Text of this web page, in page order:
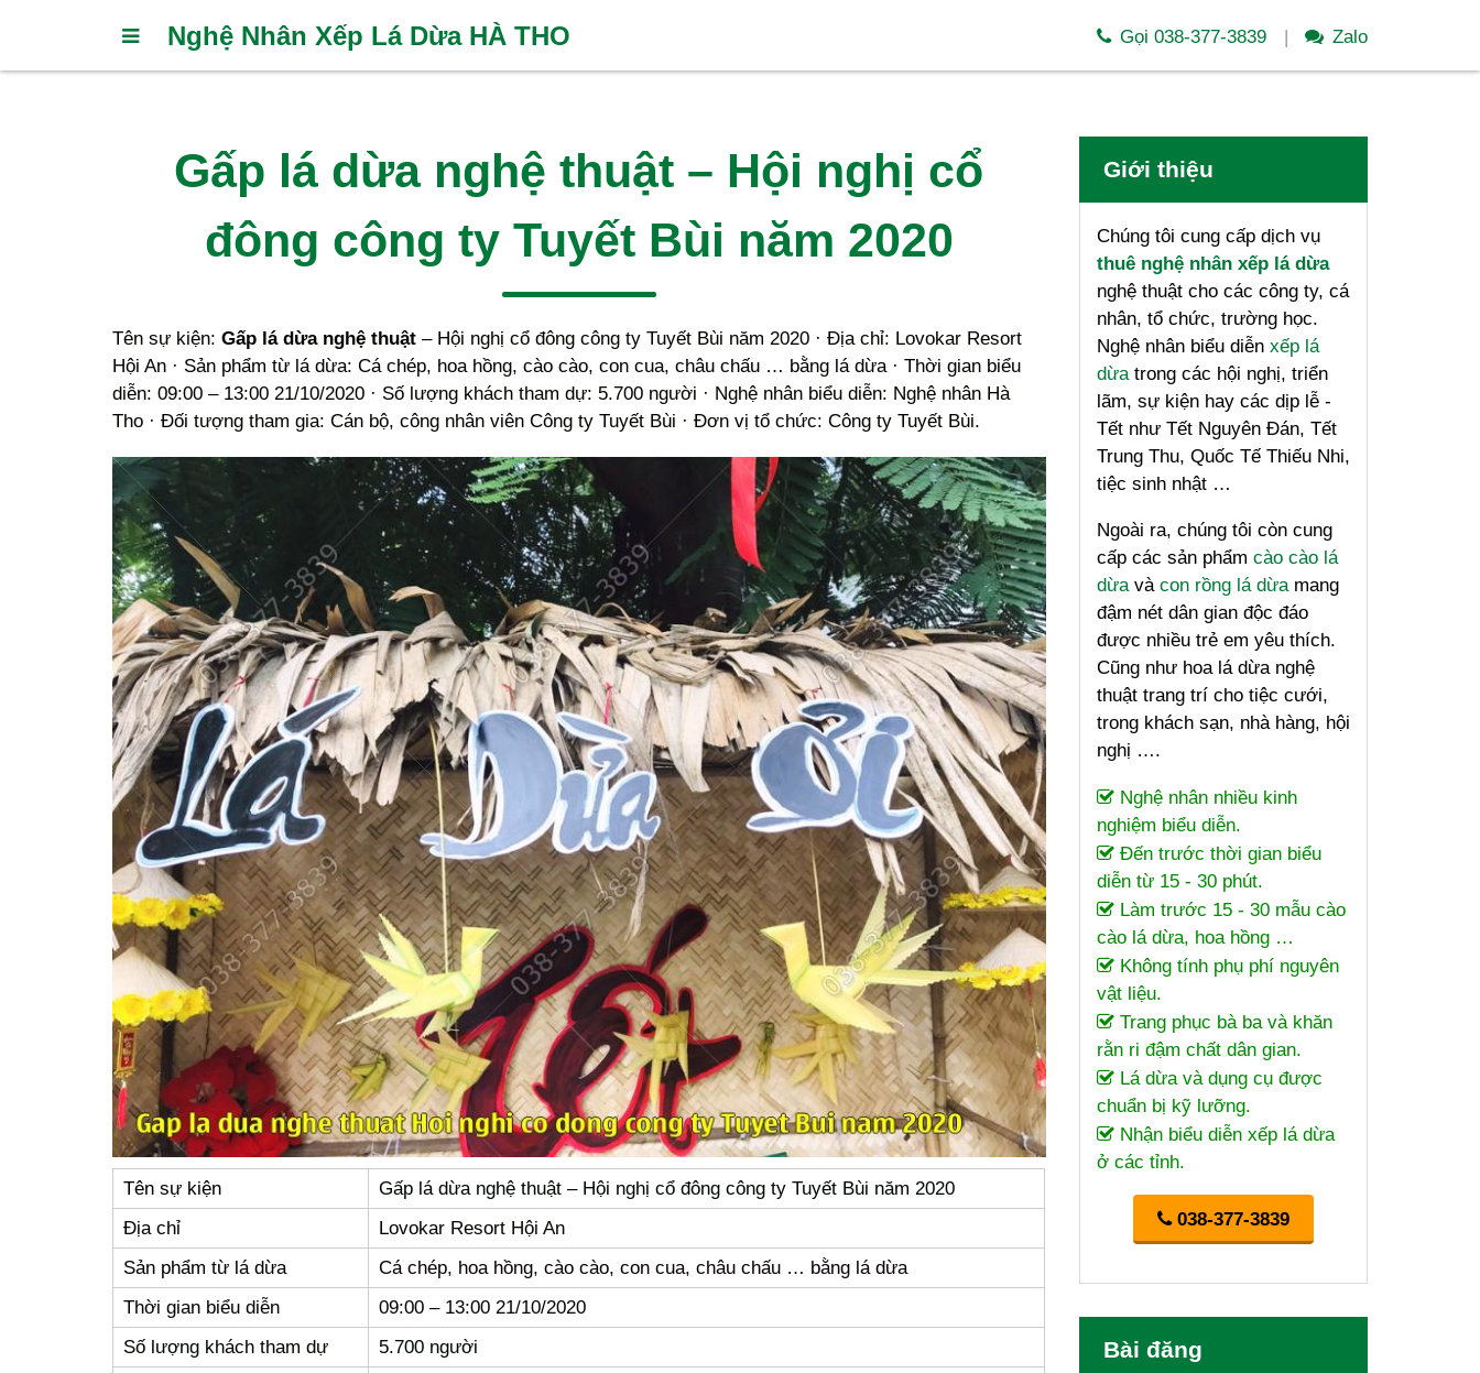
Nghệ Nhân Xếp Lá Dừa HÀ THO Gọi 038-377-3839 Zalo
Gấp lá dừa nghệ thuật – Hội nghị cổ
đông công ty Tuyết Bùi năm 2020
Tên sự kiện: Gấp lá dừa nghệ thuật – Hội nghị cổ đông công ty Tuyết Bùi năm 2020 · Địa chỉ: Lovokar Resort
Hội An · Sản phẩm từ lá dừa: Cá chép, hoa hồng, cào cào, con cua, châu chấu … bằng lá dừa · Thời gian biểu
diễn: 09:00 – 13:00 21/10/2020 · Số lượng khách tham dự: 5.700 người · Nghệ nhân biểu diễn: Nghệ nhân Hà
Tho · Đối tượng tham gia: Cán bộ, công nhân viên Công ty Tuyết Bùi · Đơn vị tổ chức: Công ty Tuyết Bùi.
Tên sự kiện
Gấp lá dừa nghệ thuật – Hội nghị cổ đông công ty Tuyết Bùi năm 2020
Địa chỉ
Lovokar Resort Hội An
Sản phẩm từ lá dừa
Cá chép, hoa hồng, cào cào, con cua, châu chấu … bằng lá dừa
Thời gian biểu diễn
09:00 – 13:00 21/10/2020
Số lượng khách tham dự
5.700 người
Giới thiệu
Chúng tôi cung cấp dịch vụ
thuê nghệ nhân xếp lá dừa
nghệ thuật cho các công ty, cá
nhân, tổ chức, trường học.
Nghệ nhân biểu diễn xếp lá
dừatrong các hội nghị, triển
lãm, sự kiện hay các dịp lễ -
Tết như Tết Nguyên Đán, Tết
Trung Thu, Quốc Tế Thiếu Nhi,
tiệc sinh nhật …
Ngoài ra, chúng tôi còn cung
cấp các sản phẩm cào cào lá
dừavà con rồng lá dừamang
đậm nét dân gian độc đáo
được nhiều trẻ em yêu thích.
Cũng như hoa lá dừa nghệ
thuật trang trí cho tiệc cưới,
trong khách sạn, nhà hàng, hội
nghị ….
Nghệ nhân nhiều kinh
nghiệm biểu diễn.
Đến trước thời gian biểu
diễn từ 15 - 30 phút.
Làm trước 15 - 30 mẫu cào
cào lá dừa, hoa hồng …
Không tính phụ phí nguyên
vật liệu.
Trang phục bà ba và khăn
rằn ri đậm chất dân gian.
Lá dừa và dụng cụ được
chuẩn bị kỹ lưỡng.
Nhận biểu diễn xếp lá dừa
ở các tỉnh.
038-377-3839
Bài đăng